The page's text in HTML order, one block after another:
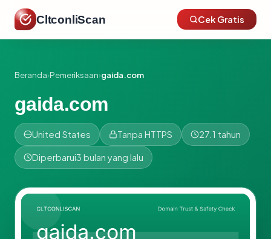
CltconliScan Cek Gratis
Beranda›Pemeriksaan›gaida.com
gaida.com
United States Tanpa HTTPS 27.1 tahun
Diperbarui3 bulan yang lalu